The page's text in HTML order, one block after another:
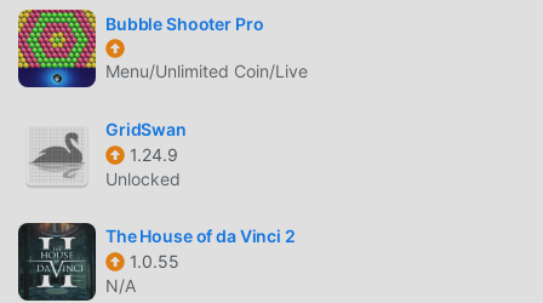
Privacy Policy: https://www.pathofgiants.com/privacy-
policy
Path of Giants باعتبارها لعبة شائعة جدًا puzzle مؤخرًا ، اكتسبت
الكثير من المعجبين في جميع أنحاء العالم الذين يحبون ألعاب
الألعاب المجانية APK في العالم - moddroid هو خيارك الأفضل. لا
يوفر لك moddroid أحدث إصدار من Path of Giants 3.0.1 مجانًا ،
ولكنه يوفر أيضًا Unlimited money mod مجانًا ، مما يساعدك على
Bubble Shooter Pro
Menu/Unlimited Coin/Live
GridSwan
1.24.9
Unlocked
The House of da Vinci 2
1.0.55
N/A